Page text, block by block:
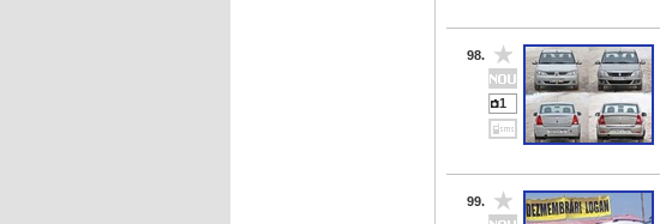
98.
1
99.